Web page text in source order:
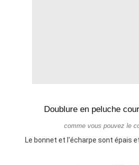
Doublure en peluche
comme vous pouvez le
Le bonnet et l'écharpe sont épais